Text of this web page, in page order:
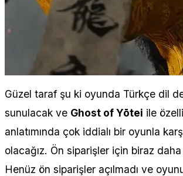
Güzel taraf şu ki oyunda Türkçe dil
sunulacak ve Ghost of Yōtei ile
anlatımında çok iddialı bir oyunla
olacağız. Ön siparişler için biraz
Henüz ön siparişler açılmadı ve